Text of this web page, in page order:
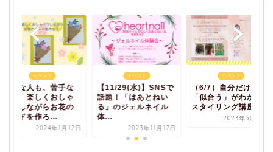
イベント
器用な人も、苦手な
人も、楽しくおしゃ
べりしながらお花の
カードを作ろ...
2024年1月12日
イベント
【11/29(水)】SNSで
話題！「はあとねい
る」のジェルネイル
体...
2023年11月17日
イベント
（6/7）自分だけの
「似合う」がわかる
スタイリング講座
2023年5月25日